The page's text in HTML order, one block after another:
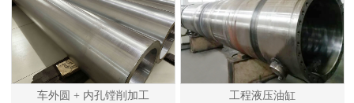
车外圆 + 内孔镗削加工 工程液压油缸